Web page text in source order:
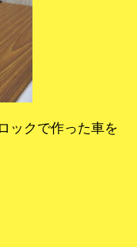
ックで作った車を